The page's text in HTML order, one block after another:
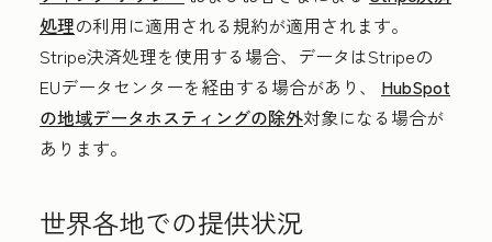
処理の利用に適用される規約が適用されます。
Stripe決済処理を使用する場合、データはStripeの
EUデータセンターを経由する場合があり、 HubSpot
の地域データホスティングの除外対象になる場合が
あります。
世界各地での提供状況